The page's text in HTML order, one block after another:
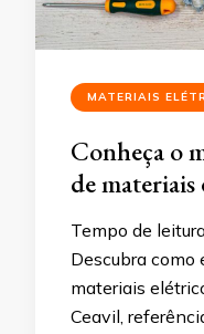
MATERIAIS
Conheça o
de
Tempo de
Descubra como
materiais
Ceavil,